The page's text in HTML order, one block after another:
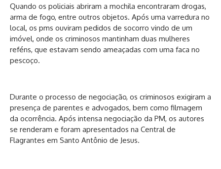
Quando os policiais abriram a mochila encontraram drogas,
arma de fogo, entre outros objetos. Após uma varredura no
local, os pms ouviram pedidos de socorro vindo de um
imóvel, onde os criminosos mantinham duas mulheres
reféns, que estavam sendo ameaçadas com uma faca no
pescoço.
Durante o processo de negociação, os criminosos exigiram a
presença de parentes e advogados, bem como filmagem
da ocorrência. Após intensa negociação da PM, os autores
se renderam e foram apresentados na Central de
Flagrantes em Santo Antônio de Jesus.